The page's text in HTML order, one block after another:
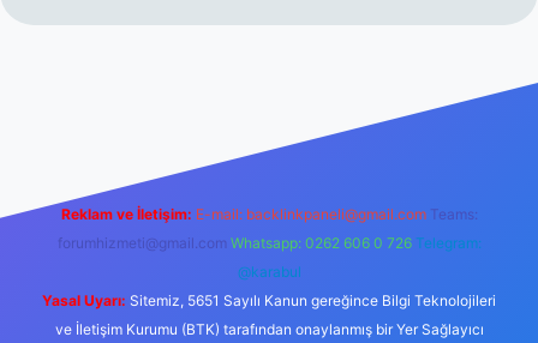
Reklam ve İletişim: E-mail: backlinkpaneli@gmail.com Teams:
forumhizmeti@gmail.com Whatsapp: 0262 606 0 726 Telegram:
@karabul
Yasal Uyarı: Sitemiz, 5651 Sayılı Kanun gereğince Bilgi Teknolojileri
ve İletişim Kurumu (BTK) tarafından onaylanmış bir Yer Sağlayıcı